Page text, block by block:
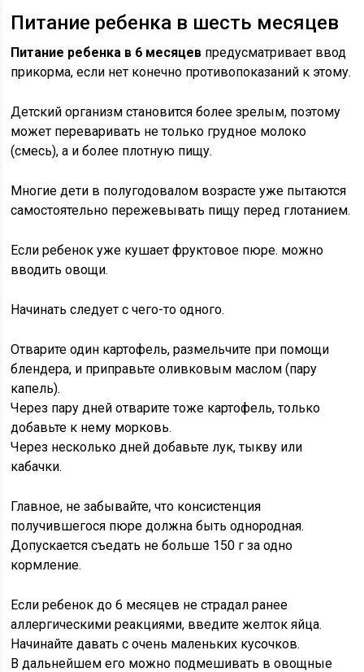
Питание ребенка в шесть месяцев
Питание ребенка в 6 месяцев предусматривает ввод
прикорма, если нет конечно противопоказаний к этому.
Детский организм становится более зрелым, поэтому
может переваривать не только грудное молоко
(смесь), а и более плотную пищу.
Многие дети в полугодовалом возрасте уже пытаются
самостоятельно пережевывать пищу перед глотанием.
Если ребенок уже кушает фруктовое пюре. можно
вводить овощи.
Начинать следует с чего-то одного.
Отварите один картофель, размельчите при помощи
блендера, и приправьте оливковым маслом (пару
капель).
Через пару дней отварите тоже картофель, только
добавьте к нему морковь.
Через несколько дней добавьте лук, тыкву или
кабачки.
Главное, не забывайте, что консистенция
получившегося пюре должна быть однородная.
Допускается съедать не больше 150 г за одно
кормление.
Если ребенок до 6 месяцев не страдал ранее
аллергическими реакциями, введите желток яйца.
Начинайте давать с очень маленьких кусочков.
В дальнейшем его можно подмешивать в овощные